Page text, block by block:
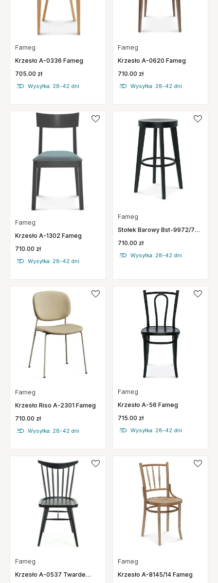
Fameg
Krzesło A-0336 Fameg
705.00 zł
Wysyłka: 28-42 dni
Fameg
Krzesło A-0620 Fameg
710.00 zł
Wysyłka: 28-42 dni
Fameg
Krzesło A-1302 Fameg
710.00 zł
Wysyłka: 28-42 dni
Fameg
Stołek Barowy Bst-9972/75
710.00 zł
Wysyłka: 28-42 dni
Fameg
Krzesło Riso A-2301 Fameg
710.00 zł
Wysyłka: 28-42 dni
Fameg
Krzesło A-56 Fameg
715.00 zł
Wysyłka: 28-42 dni
Fameg
Krzesło A-0537 Twarde
Fameg
Krzesło A-8145/14 Fameg